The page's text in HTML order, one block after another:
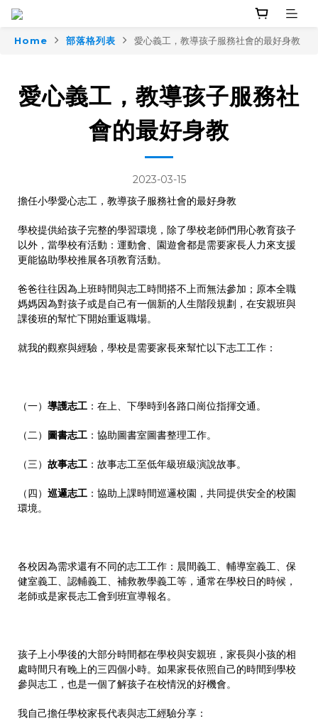
Home 部落格列表 愛心義工，教導孩子服務社會的最好身教
愛心義工，教導孩子服務社
會的最好身教
2023-03-15
擔任小學愛心志工，教導孩子服務社會的最好身教
學校提供給孩子完整的學習環境，除了學校老師們用心教育孩子
以外，當學校有活動：運動會、園遊會都是需要家長人力來支援
更能協助學校推展各項教育活動。
爸爸往往因為上班時間與志工時間搭不上而無法參加；原本全職
媽媽因為對孩子或是自己有一個新的人生階段規劃，在安親班與
課後班的幫忙下開始重返職場。
就我的觀察與經驗，學校是需要家長來幫忙以下志工工作：
（一） 導護志工 ：在上、下學時到各路口崗位指揮交通。
（二） 圖書志工 ：協助圖書室圖書整理工作。
（三） 故事志工 ：故事志工至低年級班級演說故事。
（四） 巡邏志工 ：協助上課時間巡邏校園，共同提供安全的校園
環境。
各校因為需求還有不同的志工工作：晨間義工、輔導室義工、保
健室義工、認輔義工、補救教學義工等，通常在學校日的時候，
老師或是家長志工會到班宣導報名。
孩子上小學後的大部分時間都在學校與安親班，家長與小孩的相
處時間只有晚上的三四個小時。如果家長依照自己的時間到學校
參與志工，也是一個了解孩子在校情況的好機會。
我自己擔任學校家長代表與志工經驗分享：